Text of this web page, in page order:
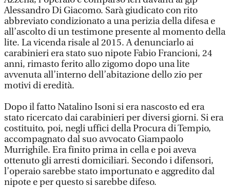
Alessandro Di Giacomo. Sarà giudicato con rito
abbreviato condizionato a una perizia della difesa e
all’ascolto di un testimone presente al momento della
lite. La vicenda risale al 2015. A denunciarlo ai
carabinieri era stato suo nipote Fabio Francioni, 24
anni, rimasto ferito allo zigomo dopo una lite
avvenuta all’interno dell’abitazione dello zio per
motivi di eredità.
Dopo il fatto Natalino Isoni si era nascosto ed era
stato ricercato dai carabinieri per diversi giorni. Si era
costituito, poi, negli uffici della Procura di Tempio,
accompagnato dal suo avvocato Giampaolo
Murrighile. Era finito prima in cella e poi aveva
ottenuto gli arresti domiciliari. Secondo i difensori,
l’operaio sarebbe stato importunato e aggredito dal
nipote e per questo si sarebbe difeso.